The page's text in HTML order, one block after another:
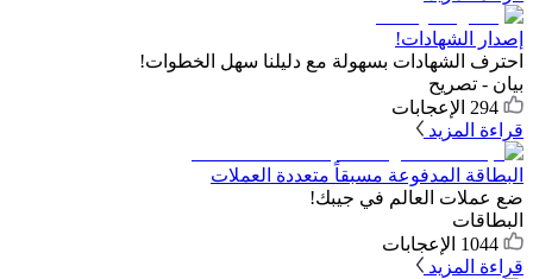
إصدار الشهادات!
احترف الشهادات بسهولة مع دليلنا سهل الخطوات!
بيان - تصريح
294 الإعجابات
قراءة المزيد
البطاقة المدفوعة مسبقاً متعددة العملات
ضع عملات العالم في جيبك!
البطاقات
1044 الإعجابات
قراءة المزيد